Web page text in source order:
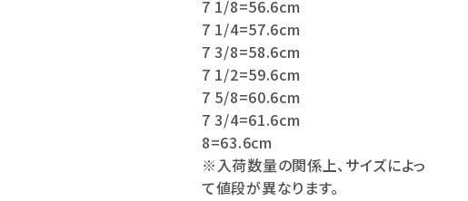
会員登録
7 1/8=56.6cm
7 1/4=57.6cm
7 3/8=58.6cm
7 1/2=59.6cm
7 5/8=60.6cm
7 3/4=61.6cm
8=63.6cm
※入荷数量の関係上、サイズによっ
て値段が異なります。